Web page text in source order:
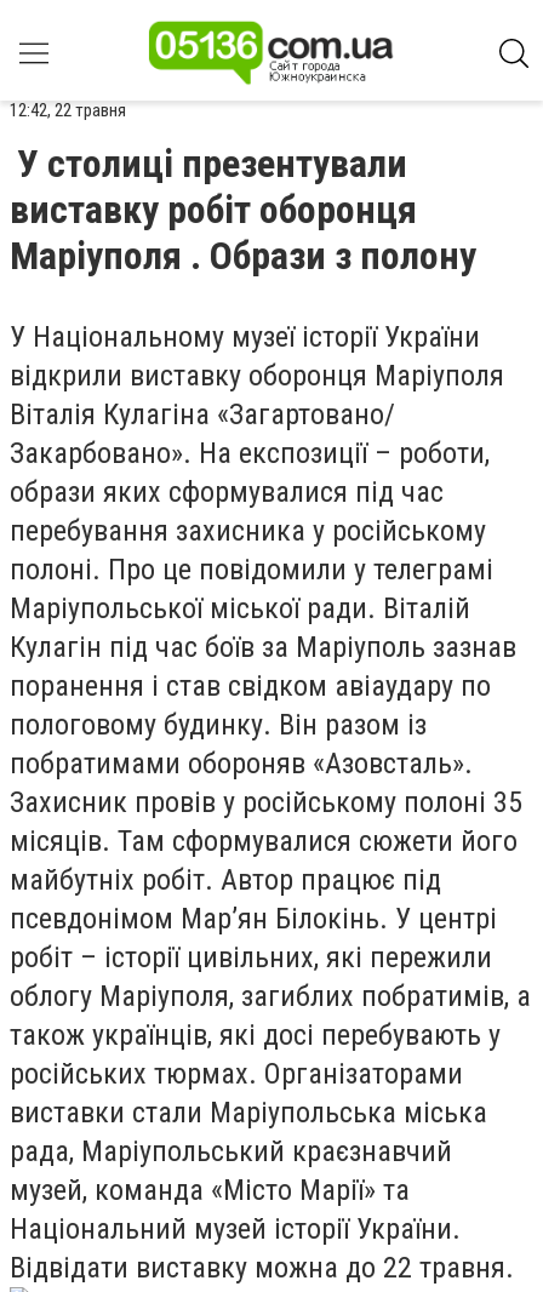
12:42, 22 травня
У столиці презентували
виставку робіт оборонця
Маріуполя . Образи з полону
У Національному музеї історії України
відкрили виставку оборонця Маріуполя
Віталія Кулагіна «Загартовано/
Закарбовано». На експозиції – роботи,
образи яких сформувалися під час
перебування захисника у російському
полоні. Про це повідомили у телеграмі
Маріупольської міської ради. Віталій
Кулагін під час боїв за Маріуполь зазнав
поранення і став свідком авіаудару по
пологовому будинку. Він разом із
побратимами обороняв «Азовсталь».
Захисник провів у російському полоні 35
місяців. Там сформувалися сюжети його
майбутніх робіт. Автор працює під
псевдонімом Мар’ян Білокінь. У центрі
робіт – історії цивільних, які пережили
облогу Маріуполя, загиблих побратимів, а
також українців, які досі перебувають у
російських тюрмах. Організаторами
виставки стали Маріупольська міська
рада, Маріупольський краєзнавчий
музей, команда «Місто Марії» та
Національний музей історії України.
Відвідати виставку можна до 22 травня.